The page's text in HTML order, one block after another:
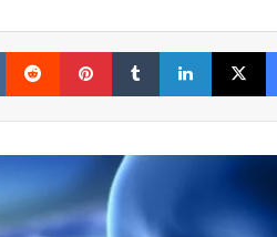
فیسبوک ایکس لینکداین تامبلر پینتریست Reddit